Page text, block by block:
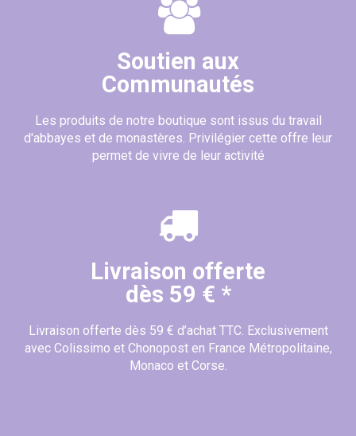
Soutien aux
Communautés
Les produits de notre boutique sont issus du travail
d'abbayes et de monastères. Privilégier cette offre leur
permet de vivre de leur activité
Livraison offerte
dès 59 € *
Livraison offerte dès 59 € d’achat TTC. Exclusivement
avec Colissimo et Chonopost en France Métropolitaine,
Monaco et Corse.